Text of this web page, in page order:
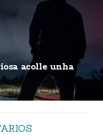
acolle unha